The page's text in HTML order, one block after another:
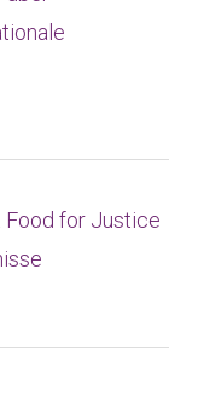
Food for Justice